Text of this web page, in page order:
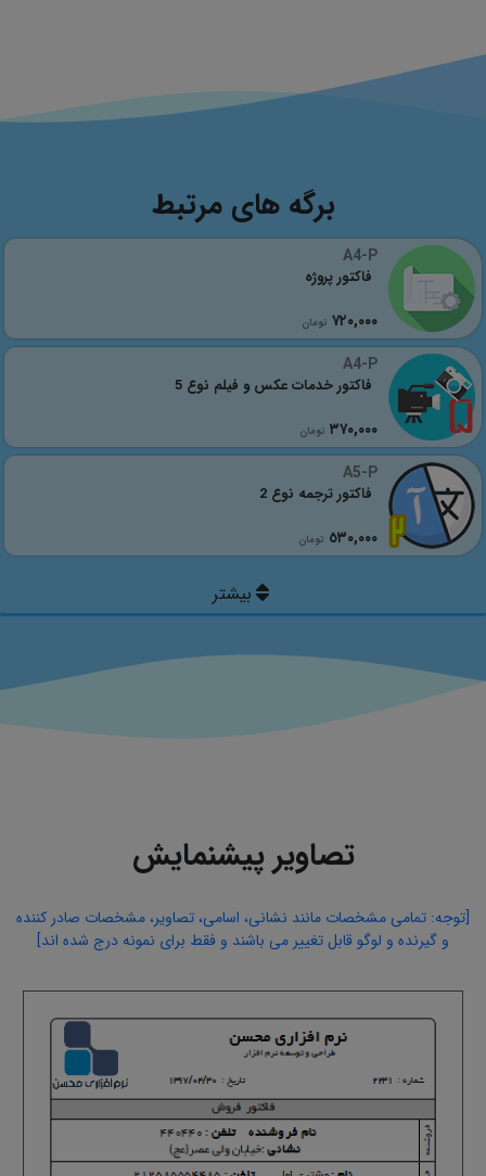
برگه های مرتبط
A4-P
٧٢٠,٠٠٠ تومان
فاکتور پروژه
A4-P
٣٧٠,٠٠٠ تومان
فاکتور خدمات عکس و فیلم نوع 5
A5-P
٥٣٠,٠٠٠ تومان
فاکتور ترجمه نوع 2
تصاویر پیشنمایش
[توجه: تمامی مشخصات مانند نشانی، اسامی، تصاویر، مشخصات صادر کننده
و گیرنده و لوگو قابل تغییر می باشند و فقط برای نمونه درج شده اند]